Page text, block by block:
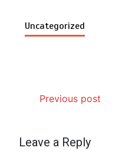
Uncategorized
Previous post
Leave a Reply